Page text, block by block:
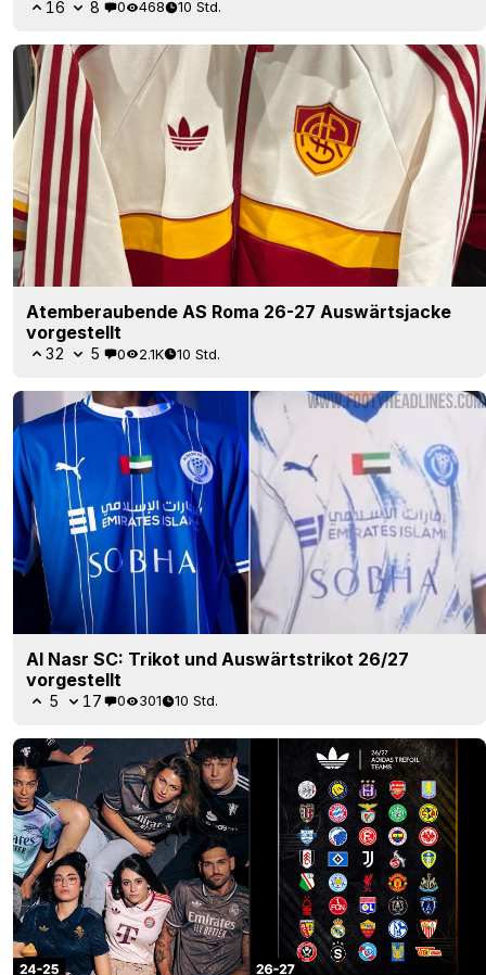
16 8 0 468 10 Std.
Atemberaubende AS Roma 26-27 Auswärtsjacke
vorgestellt
32 5 0 2.1K 10 Std.
Al Nasr SC: Trikot und Auswärtstrikot 26/27
vorgestellt
5 17 0 301 10 Std.